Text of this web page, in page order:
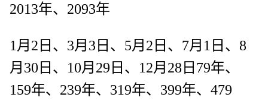
2013年、2093年
1月2日、3月3日、5月2日、7月1日、8
月30日、10月29日、12月28日79年、
159年、239年、319年、399年、479